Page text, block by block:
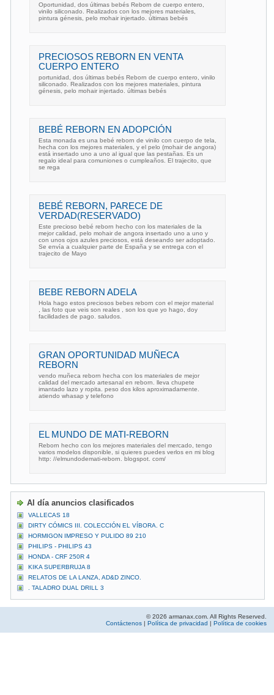
Oportunidad, dos últimas bebés Reborn de cuerpo entero,
vinilo siliconado. Realizados con los mejores materiales,
pintura génesis, pelo mohair injertado. últimas bebés
PRECIOSOS REBORN EN VENTA
CUERPO ENTERO
portunidad, dos últimas bebés Reborn de cuerpo entero, vinilo
siliconado. Realizados con los mejores materiales, pintura
génesis, pelo mohair injertado. últimas bebés
BEBÉ REBORN EN ADOPCIÓN
Esta monada es una bebé reborn de vinilo con cuerpo de tela,
hecha con los mejores materiales, y el pelo (mohair de angora)
está insertado uno a uno al igual que las pestañas. Es un
regalo ideal para comuniones o cumpleaños. El trajecito, que
se rega
BEBÉ REBORN, PARECE DE
VERDAD(RESERVADO)
Este precioso bebé reborn hecho con los materiales de la
mejor calidad, pelo mohair de angora insertado uno a uno y
con unos ojos azules preciosos, está deseando ser adoptado.
Se envía a cualquier parte de España y se entrega con el
trajecito de Mayo
BEBE REBORN ADELA
Hola hago estos preciosos bebes reborn con el mejor material
, las foto que veis son reales , son los que yo hago, doy
facilidades de pago. saludos.
GRAN OPORTUNIDAD MUÑECA
REBORN
vendo muñeca reborn hecha con los materiales de mejor
calidad del mercado artesanal en reborn. lleva chupete
imantado lazo y ropita. peso dos kilos aproximadamente.
atiendo whasap y telefono
EL MUNDO DE MATI-REBORN
Reborn hecho con los mejores materiales del mercado, tengo
varios modelos disponible, si quieres puedes verlos en mi blog
http: //elmundodemati-reborn. blogspot. com/
Al día anuncios clasificados
VALLECAS 18
DIRTY CÓMICS III. COLECCIÓN EL VÍBORA. C
HORMIGON IMPRESO Y PULIDO 89 210
PHILIPS - PHILIPS 43
HONDA - CRF 250R 4
KIKA SUPERBRUJA 8
RELATOS DE LA LANZA, AD&D ZINCO.
. TALADRO DUAL DRILL 3
© 2026 armanax.com. All Rights Reserved.
Contáctenos | Política de privacidad | Política de cookies